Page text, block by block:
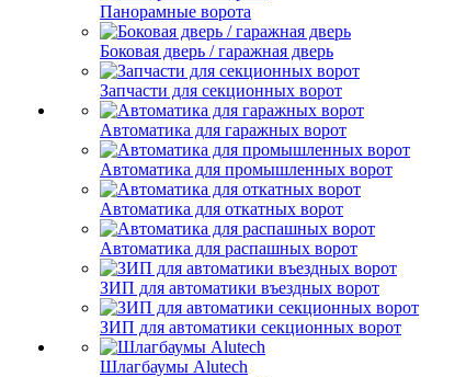
Панорамные ворота
Боковая дверь / гаражная дверь
Запчасти для секционных ворот
Автоматика для гаражных ворот
Автоматика для промышленных ворот
Автоматика для откатных ворот
Автоматика для распашных ворот
ЗИП для автоматики въездных ворот
ЗИП для автоматики секционных ворот
Шлагбаумы Alutech